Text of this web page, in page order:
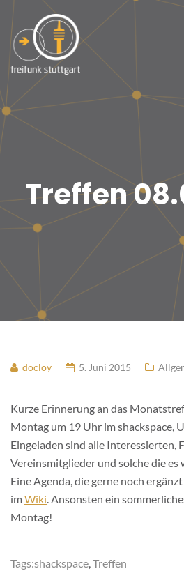
Treffen
docloy 5. Juni 2015
Kurze Erinnerung an das
Montag um 19 Uhr im shackspace,
Eingeladen sind alle Interessierten,
Vereinsmitglieder und solche die es
Eine Agenda, die gerne noch
imWiki. Ansonsten ein
Montag!
Tags:shackspace,Treffen